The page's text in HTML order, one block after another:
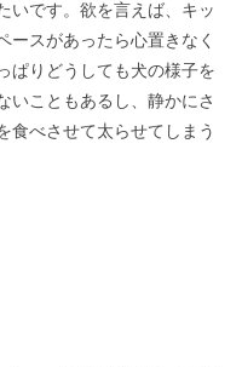
いです。欲を言えば、キッ
ースがあったら心置きなく
ぱりどうしても犬の様子を
いこともあるし、静かにさ
食べさせて太らせてしまう